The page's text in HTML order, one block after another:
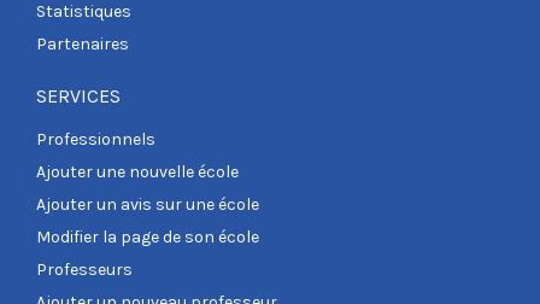
Statistiques
Partenaires
SERVICES
Professionnels
Ajouter une nouvelle école
Ajouter un avis sur une école
Modifier la page de son école
Professeurs